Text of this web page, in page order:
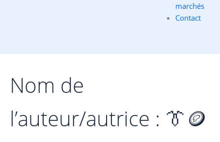
marchés
Contact
Nom de
l’auteur/autrice : 👔🪙